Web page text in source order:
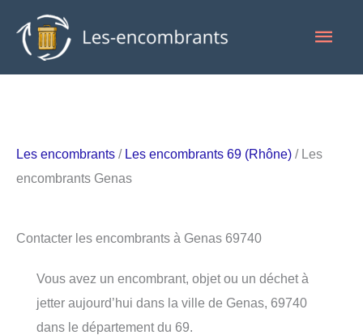
contenu
Les encombrants / Les encombrants 69 (Rhône) / Les
encombrants Genas
Contacter les encombrants à Genas 69740
Vous avez un encombrant, objet ou un déchet à
jetter aujourd’hui dans la ville de Genas, 69740
dans le département du 69.